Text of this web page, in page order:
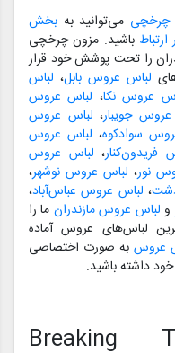
چرخچی می‌توانید به بخش
ارتباط باشید. مزون چرخچی
را تحت پوشش خود قرار
لباس عروس بابل، لباس
عروس نکا، لباس عروس
جویبار، لباس عروس
سوادکوه، لباس عروس
، لباس عروس
نور، لباس عروس نوشهر،
، لباس عروس عباس‌آباد،
و لباس عروس مازندران ما را
لباس‌های عروس آماده
عروس به صورت اختصاصی
خود داشته باشید.
Breaking